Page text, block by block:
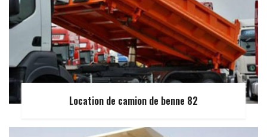
Location de camion de benne 82